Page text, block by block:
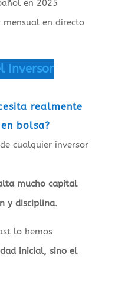
en 2025
mensual en directo
Inversor
realmente
bolsa?
cualquier inversor
mucho capital
y disciplina.
lo hemos
inicial, sino el